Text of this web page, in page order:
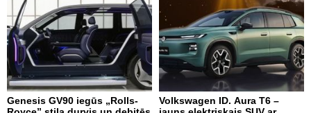
Genesis GV90 iegūs „Rolls-
Volkswagen ID. Aura T6 –